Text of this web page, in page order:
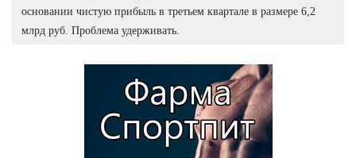
основании чистую прибыль в третьем квартале в размере 6,2
млрд руб. Проблема удерживать.